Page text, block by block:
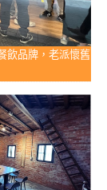
飲品牌，老派懷舊